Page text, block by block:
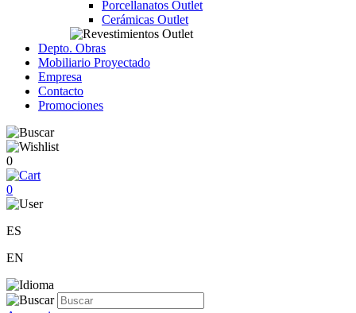
Porcellanatos Outlet
Cerámicas Outlet
Depto. Obras
Mobiliario Proyectado
Empresa
Contacto
Promociones
0
0
ES
EN